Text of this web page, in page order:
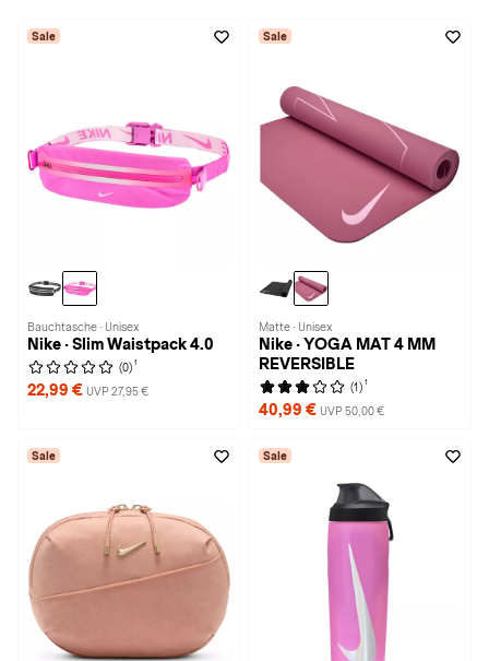
Sale
Bauchtasche · Unisex
Nike · Slim Waistpack 4.0
(0) 1
22,99 € UVP 27,95 €
Sale
Matte · Unisex
Nike · YOGA MAT 4 MM
REVERSIBLE
(1) 1
40,99 € UVP 50,00 €
Sale Sale